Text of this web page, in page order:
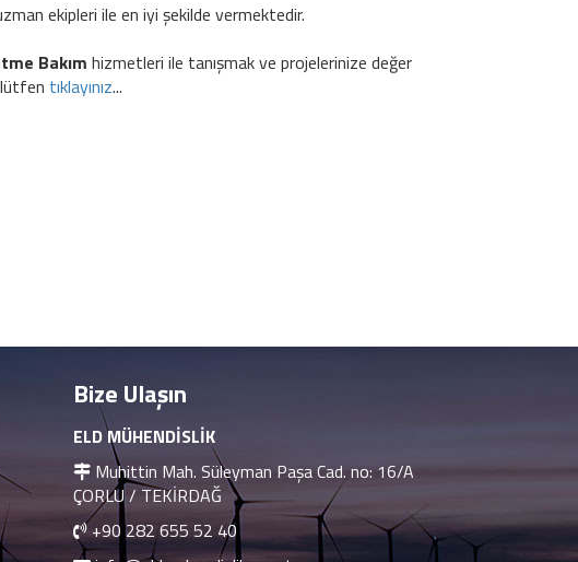
ekipleri ile en iyi şekilde vermektedir.
Bakımhizmetleri ile tanışmak ve projelerinize değer
tıklayınız...
Bize Ulaşın
ELD MÜHENDİSLİK
Muhittin Mah. Süleyman Paşa Cad. no: 16/A
ÇORLU / TEKİRDAĞ
+90 282 655 52 40